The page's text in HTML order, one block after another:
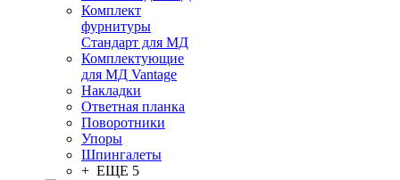
Комплект
фурнитуры
Стандарт для МД
Комплектующие
для МД Vantage
Накладки
Ответная планка
Поворотники
Упоры
Шпингалеты
+ ЕЩЕ 5